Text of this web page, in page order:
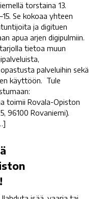
torstaina 13.
Se kokoaa yhteen
ja digituen
apua arjen digipulmiin.
tietoa muun
palveluihin sekä
käyttöön. Tule
toimii Rovala-Opiston
96100 Rovaniemi).